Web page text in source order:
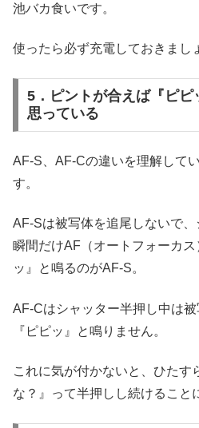
池バカ食いです。
使ったら必ず充電しておきまし
5．ピントが合えば『ピピ
思っている
AF-S、AF-Cの違いを理解して
す。
AF-Sは被写体を追尾しないで
瞬間だけAF（オートフォーカ
ッ』と鳴るのがAF-S。
AF-Cはシャッター半押し中は
『ピピッ』と鳴りません。
これに気が付かないと、ひたす
な？』って半押しし続けること